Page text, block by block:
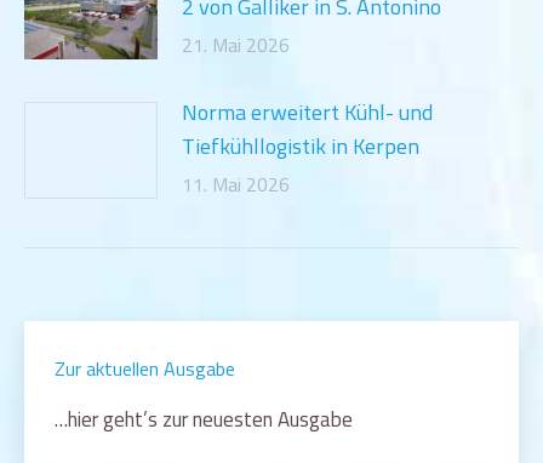
2 von Galliker in S. Antonino
21. Mai 2026
Norma erweitert Kühl- und
Tiefkühllogistik in Kerpen
11. Mai 2026
Zur aktuellen Ausgabe
…hier geht’s zur neuesten Ausgabe